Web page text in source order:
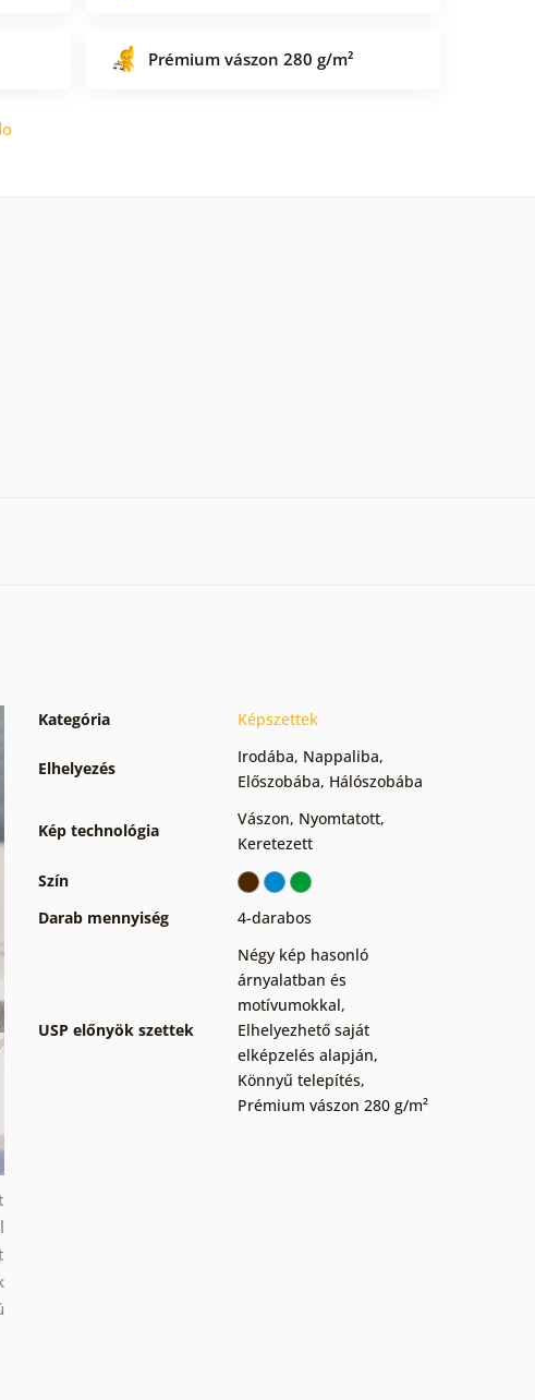
Prémium vászon 280 g/m²
Kategória Képszettek
Elhelyezés
Irodába, Nappaliba,
Előszobába, Hálószobába
Kép technológia
Vászon, Nyomtatott,
Keretezett
Szín
Darab mennyiség
4-darabos
USP előnyök szettek
Négy kép hasonló
árnyalatban és
motívumokkal,
Elhelyezhető saját
elképzelés alapján,
Könnyű telepítés,
Prémium vászon 280 g/m²